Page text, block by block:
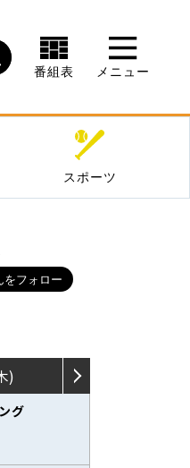
番組表 メニュー
スポーツ